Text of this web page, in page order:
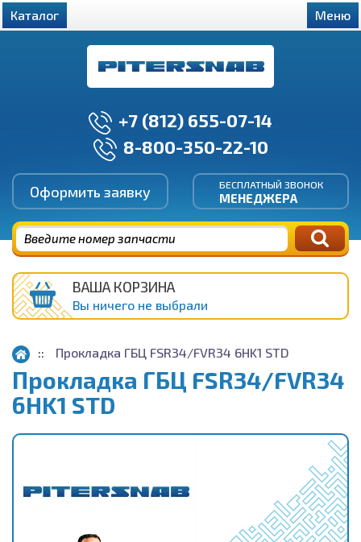
+7 (812) 655-07-14
8-800-350-22-10
Оформить заявку БЕСПЛАТНЫЙ ЗВОНОК
МЕНЕДЖЕРА
Каталог Меню
ВАША КОРЗИНА
Вы ничего не выбрали
Прокладка ГБЦ FSR34/FVR34 6HK1 STD
Прокладка ГБЦ FSR34/FVR34
6HK1 STD